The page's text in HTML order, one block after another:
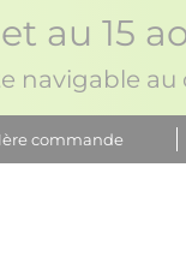
au 15
navigable au
commande